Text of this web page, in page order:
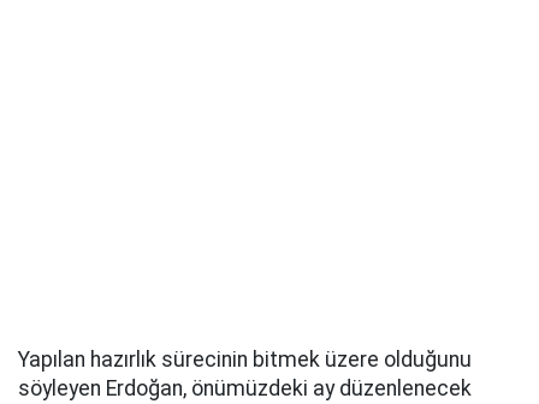
Yapılan hazırlık sürecinin bitmek üzere olduğunu
söyleyen Erdoğan, önümüzdeki ay düzenlenecek